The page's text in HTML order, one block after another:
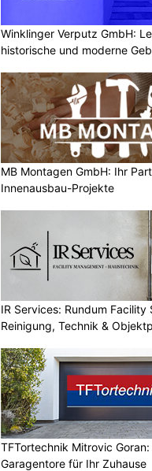
Winklinger Verputz GmbH:
historische und moderne
MB Montagen GmbH: Ihr
Innenausbau-Projekte
IR Services: Rundum Facility
Reinigung, Technik &
TFTortechnik Mitrovic
Garagentore für Ihr Zuhause